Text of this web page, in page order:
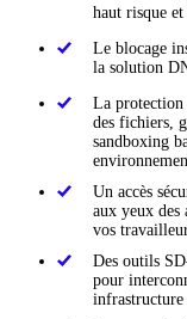
haut risque et
Le blocage
la solution
La protection
des fichiers,
sandboxing
Un accès
aux yeux des
vos
Des outils
pour
infrastructure